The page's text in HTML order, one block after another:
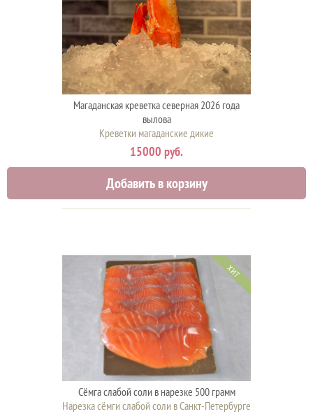
Магаданская креветка северная 2026 года
вылова
Креветки магаданские дикие
15000 руб.
Добавить в корзину
ХИТ
Сёмга слабой соли в нарезке 500 грамм
Нарезка сёмги слабой соли в Санкт-Петербурге